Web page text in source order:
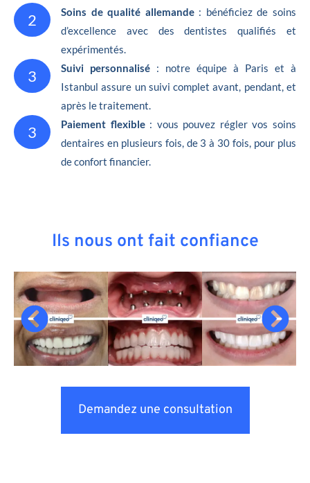
2 Soins de qualité allemande: bénéficiez de soins
d’excellence avec des dentistes qualifiés et
expérimentés.
3 Suivi personnalisé : notre équipe à Paris et à
Istanbul assure un suivi complet avant, pendant, et
après le traitement.
3 Paiement flexible: vous pouvez régler vos soins
dentaires en plusieurs fois, de 3 à 30 fois, pour plus
de confort financier.
Ils nous ont fait confiance
Demandez une consultation